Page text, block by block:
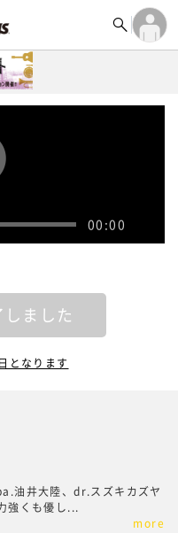





00:00
ました
となります
油井大陸、dr.スズキカズヤ
強くも優し...
more